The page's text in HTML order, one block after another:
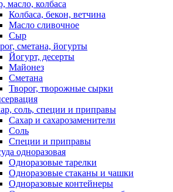
масло, колбаса
Колбаса, бекон, ветчина
Масло сливочное
Сыр
сметана, йогурты
Йогурт, десерты
Майонез
Сметана
Творог, творожные сырки
соль, специи и приправы
Сахар и сахарозаменители
Соль
Специи и приправы
одноразовая
Одноразовые тарелки
Одноразовые стаканы и чашки
Одноразовые контейнеры